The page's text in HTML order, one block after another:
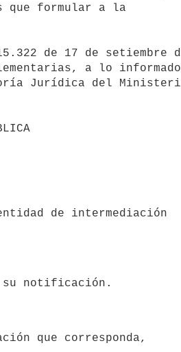
que formular a la
de 17 de setiembre
a lo informado
Jurídica del